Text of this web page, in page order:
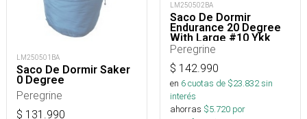
LM250501BA
Saco De Dormir Saker
0 Degree
Peregrine
$ 131.990
LM250502BA
Saco De Dormir
Endurance 20 Degree
With Large #10 Ykk
Zipper
Peregrine
$ 142.990
en 6cuotas de $23.832sin
interés
ahorras $5.720 por